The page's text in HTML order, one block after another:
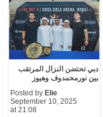
دبي تحتضن النزال المرتقب
بين نورمحمدوف وهيوز
Posted by Elie
September 10, 2025
at 21:08